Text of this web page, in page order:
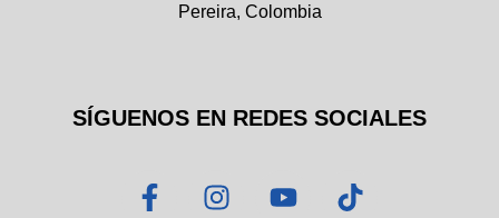
Pereira, Colombia
SÍGUENOS EN REDES SOCIALES
F
a
I
n
Y
o
T
i